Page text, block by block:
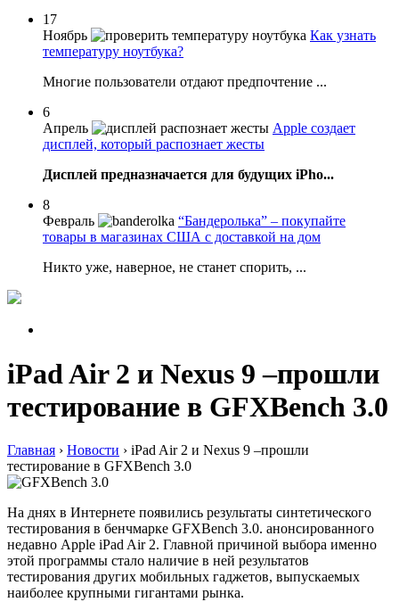
17
Ноябрь
Как узнать
температуру ноутбука?
Многие пользователи отдают предпочтение ...
6
Апрель
Apple создает
дисплей, который распознает жесты
Дисплей предназначается для будущих iPho...
8
Февраль
“Бандеролька” – покупайте
товары в магазинах США с доставкой на дом
Никто уже, наверное, не станет спорить, ...
iPad Air 2 и Nexus 9 –прошли
тестирование в GFXBench 3.0
Главная › Новости › iPad Air 2 и Nexus 9 –прошли
тестирование в GFXBench 3.0
На днях в Интернете появились результаты синтетического
тестирования в бенчмарке GFXBench 3.0. анонсированного
недавно Apple iPad Air 2. Главной причиной выбора именно
этой программы стало наличие в ней результатов
тестирования других мобильных гаджетов, выпускаемых
наиболее крупными гигантами рынка.